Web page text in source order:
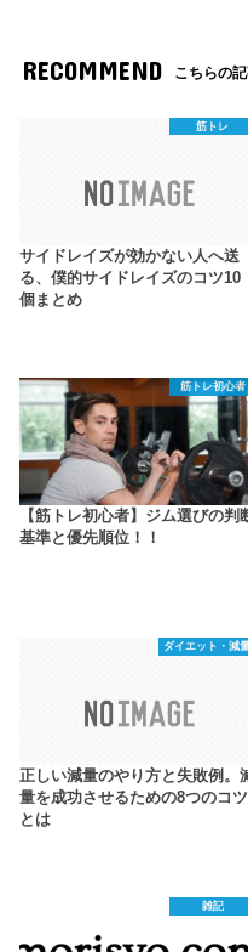
RECOMMEND こちらの
筋トレ
サイドレイズが効かない人へ送
る、僕的サイドレイズのコツ10
個まとめ
筋トレ初心者
【筋トレ初心者】ジム選びの判
基準と優先順位！！
ダイエット・減
正しい減量のやり方と失敗例。
量を成功させるための8つのコツ
とは
雑記